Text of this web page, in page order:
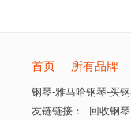
首页 所有品牌
钢琴-雅马哈钢琴-买
友链链接：
回收钢琴